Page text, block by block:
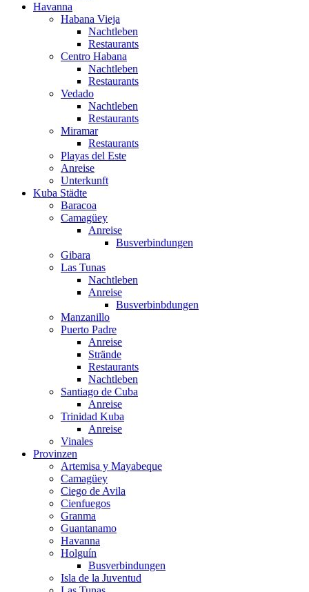
Havanna
Habana Vieja
Nachtleben
Restaurants
Centro Habana
Nachtleben
Restaurants
Vedado
Nachtleben
Restaurants
Miramar
Restaurants
Playas del Este
Anreise
Unterkunft
Kuba Städte
Baracoa
Camagüey
Anreise
Busverbindungen
Gibara
Las Tunas
Nachtleben
Anreise
Busverbinbdungen
Manzanillo
Puerto Padre
Anreise
Strände
Restaurants
Nachtleben
Santiago de Cuba
Anreise
Trinidad Kuba
Anreise
Vinales
Provinzen
Artemisa y Mayabeque
Camagüey
Ciego de Avila
Cienfuegos
Granma
Guantanamo
Havanna
Holguín
Busverbindungen
Isla de la Juventud